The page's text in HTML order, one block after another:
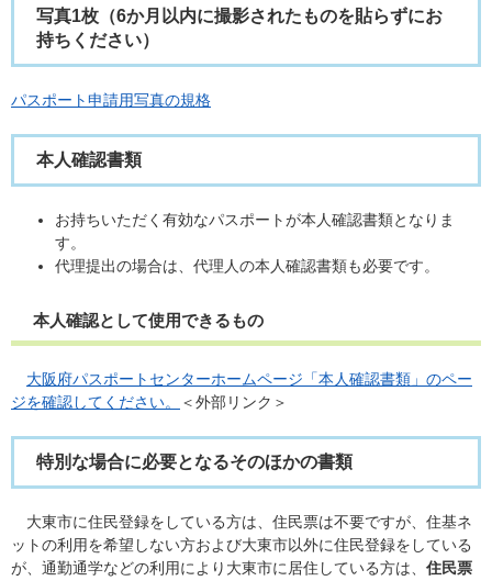
写真1枚（6か月以内に撮影されたものを貼らずにお
持ちください）
パスポート申請用写真の規格
本人確認書類
お持ちいただく有効なパスポートが本人確認書類となりま
す。
代理提出の場合は、代理人の本人確認書類も必要です。
本人確認として使用できるもの
大阪府パスポートセンターホームページ「本人確認書類」のペー
ジを確認してください。
＜外部リンク＞
特別な場合に必要となるそのほかの書類
大東市に住民登録をしている方は、住民票は不要ですが、住基ネ
ットの利用を希望しない方および大東市以外に住民登録をしている
が、通勤通学などの利用により大東市に居住している方は、 住民票